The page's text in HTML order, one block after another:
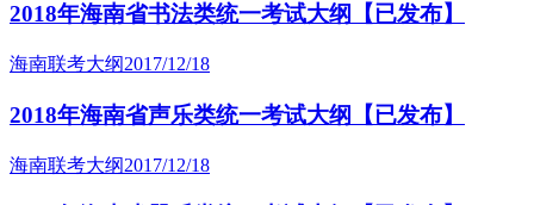
2018年海南省书法类统一考试大纲【已发布】
海南联考大纲2017/12/18
2018年海南省声乐类统一考试大纲【已发布】
海南联考大纲2017/12/18